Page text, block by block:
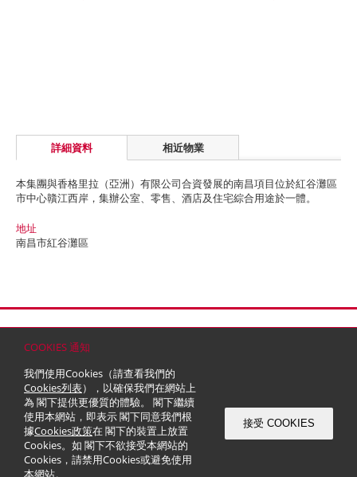
COOKIES 通知
我們使用Cookies（請查看我們的
Cookies列表），以確保我們在網站上
為 閣下提供更優質的體驗。 閣下繼續
使用本網站，即表示 閣下同意我們根
據Cookies政策在 閣下的裝置上放置
Cookies。如 閣下不欲接受本網站的
Cookies，請禁用Cookies或避免使用
本網站。
接受 COOKIES
詳細資料 相近物業
本集團與香格里拉（亞洲）有限公司合資發展的南昌項目位於紅谷灘區
市中心贛江西岸，集辦公室、零售、酒店及住宅綜合用途於一體。
地址
南昌市紅谷灘區
© 2026 嘉里建設有限公司 (於百慕達註冊成立之有限公司)